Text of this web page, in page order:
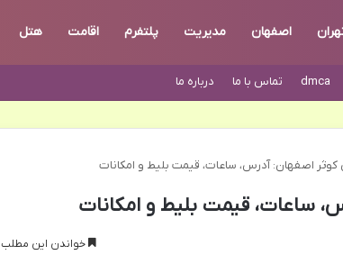
اصفهان مدیریت پلتفرم اقامت هتل
dmca تماس با ما درباره ما
کوثر اصفهان: آدرس، ساعات، قیمت بلیط و امکانات
ساعات، قیمت بلیط و امکانات
خواندن این مطلب 16 دقیقه زمان میبرد